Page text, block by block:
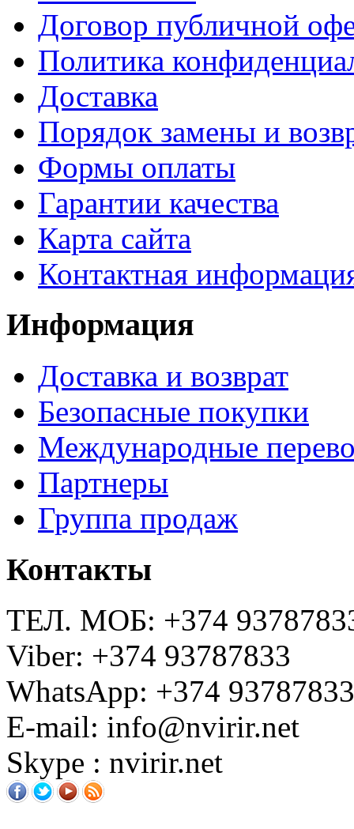
Договор публичной
Политика
Доставка
Порядок замены и
Формы оплаты
Гарантии качества
Карта сайта
Контактная
Информация
Доставка и возврат
Безопасные покупки
Международные
Партнеры
Группа продаж
Контакты
ТЕЛ. МОБ: +374
Viber: +374 93787833
WhatsApp: +374 93787833
E-mail: info@nvirir.net
Skype : nvirir.net